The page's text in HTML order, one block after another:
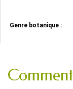
Genre botanique :